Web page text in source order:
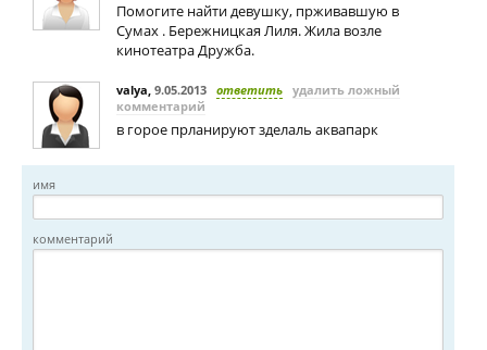
Помогите найти девушку, прживавшую в
Сумах . Бережницкая Лиля. Жила возле
кинотеатра Дружба.
valya, 9.05.2013 ответить удалить ложный
комментарий
в горое прланируют зделаль аквапарк
имя
комментарий